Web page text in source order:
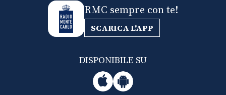
RMC sempre con te!
SCARICA L'APP
DISPONIBILE SU